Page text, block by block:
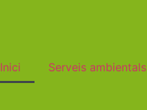
Inici Serveis ambientals